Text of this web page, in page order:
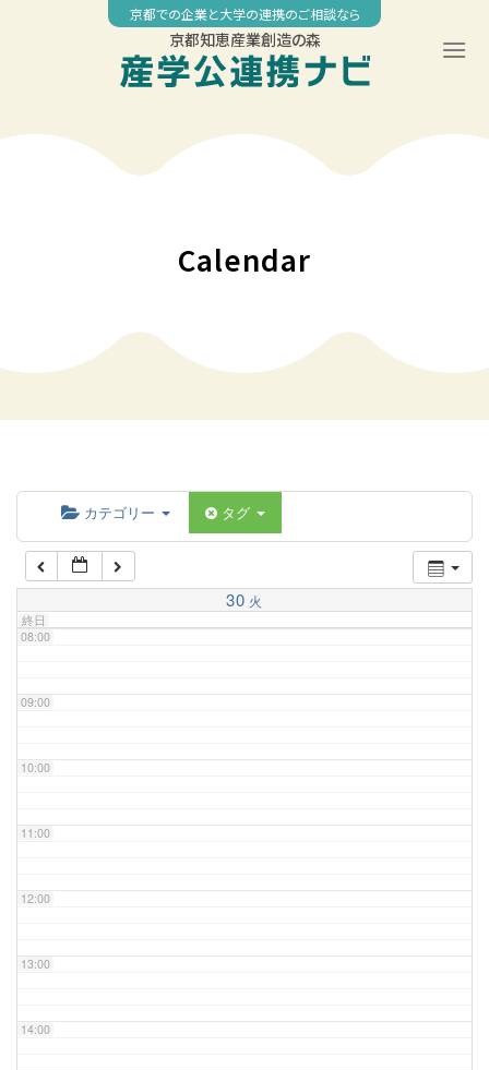
京都での企業と大学の連携のご相談なら
京都知恵産業創造の森
Calendar
カテゴリー タグ
30 火
終日
04:00
07:00
08:00
09:00
10:00
11:00
12:00
13:00
14:00